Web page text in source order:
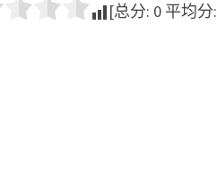
[总分: 0 平均分: